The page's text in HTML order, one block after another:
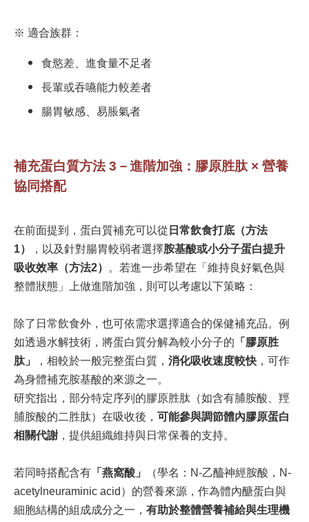
※ 適合族群：
食慾差、進食量不足者
長輩或吞嚥能力較差者
腸胃敏感、易脹氣者
補充蛋白質方法 3－進階加強：膠原胜肽 × 營養
協同搭配
在前面提到，蛋白質補充可以從 日常飲食打底（方法
1）
，以及針對腸胃較弱者選擇胺基酸或小分子蛋白提升
吸收效率（方法2）
。若進一步希望在「維持良好氣色與
整體狀態」上做進階加強，則可以考慮以下策略：
除了日常飲食外，也可依需求選擇適合的保健補充品。例
如透過水解技術，將蛋白質分解為較小分子的 「膠原胜
肽」
，相較於一般完整蛋白質， 消化吸收速度較快 ，可作
為身體補充胺基酸的來源之一。
研究指出，部分特定序列的膠原胜肽（如含有脯胺酸、羥
脯胺酸的二胜肽）在吸收後， 可能參與調節體內膠原蛋白
相關代謝 ，提供組織維持與日常保養的支持。
若同時搭配含有 「燕窩酸」
（學名：N-乙醯神經胺酸，N-
acetylneuraminic acid）的營養來源，作為體內醣蛋白與
細胞結構的組成成分之一， 有助於整體營養補給與生理機